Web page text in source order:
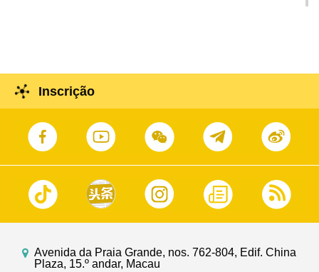
Inscrição
Avenida da Praia Grande, nos. 762-804, Edif. China
Plaza, 15.º andar, Macau